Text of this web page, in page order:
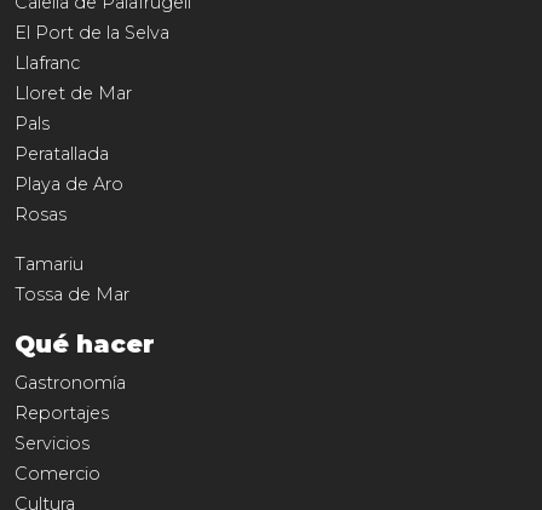
El Port de la Selva
Llafranc
Lloret de Mar
Pals
Peratallada
Playa de Aro
Rosas
Tamariu
Tossa de Mar
Qué hacer
Gastronomía
Reportajes
Servicios
Comercio
Cultura